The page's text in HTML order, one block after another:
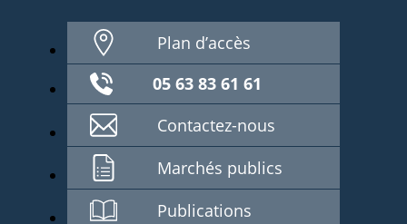
Plan d’accès
05 63 83 61 61
Contactez-nous
Marchés publics
Publications